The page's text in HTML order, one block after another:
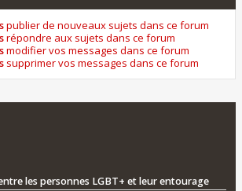
publier de nouveaux sujets dans ce forum
répondre aux sujets dans ce forum
modifier vos messages dans ce forum
supprimer vos messages dans ce forum
les personnes LGBT+ et leur entourage